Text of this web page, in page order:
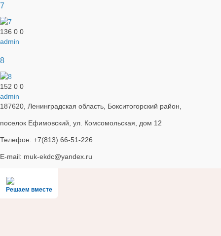
7
136 0 0
admin
8
152 0 0
admin
187620, Ленинградская область, Бокситогорский район,
поселок Ефимовский, ул. Комсомольская, дом 12
Телефон: +7(813) 66-51-226
E-mail: muk-ekdc@yandex.ru
Решаем вместе